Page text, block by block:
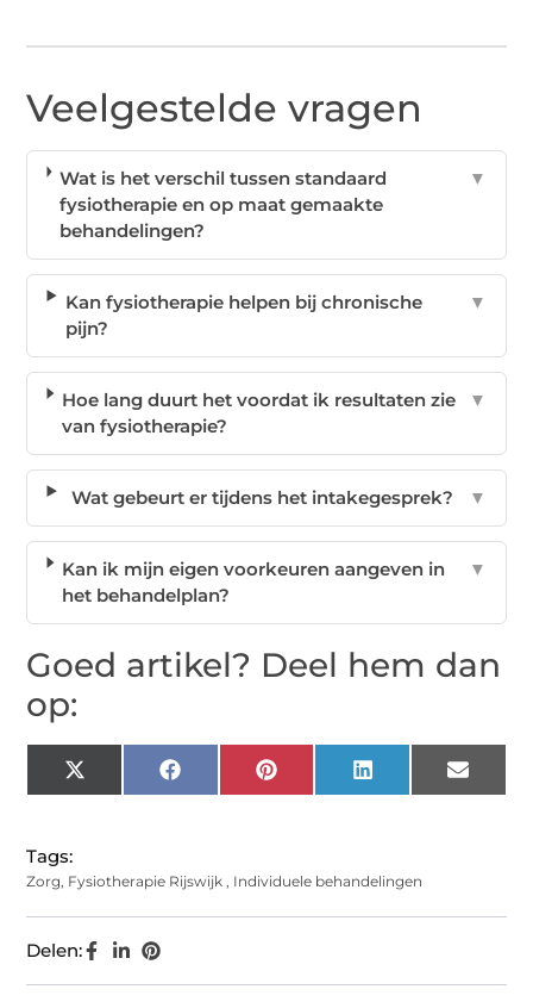
Veelgestelde vragen
Wat is het verschil tussen standaard
fysiotherapie en op maat gemaakte
behandelingen?
▼
Kan fysiotherapie helpen bij chronische
pijn?
▼
Hoe lang duurt het voordat ik resultaten zie
van fysiotherapie?
▼
Wat gebeurt er tijdens het intakegesprek? ▼
Kan ik mijn eigen voorkeuren aangeven in
het behandelplan?
▼
Goed artikel? Deel hem dan
op:
X
(Twitter)
Facebook Pinterest LinkedIn Email
Tags:
Zorg, Fysiotherapie Rijswijk , Individuele behandelingen
Delen: